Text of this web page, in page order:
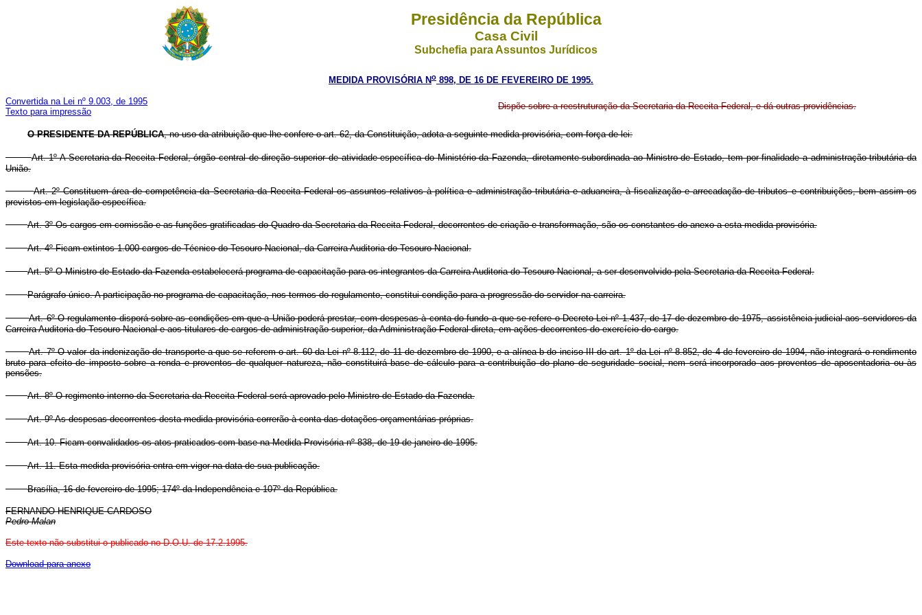
Presidência da República
Casa Civil
Subchefia para Assuntos Jurídicos
MEDIDA PROVISÓRIA No 898, DE 16 DE FEVEREIRO DE 1995.
Convertida na Lei nº 9.003, de 1995
Texto para impressão
Dispõe sobre a reestruturação da Secretaria da Receita Federal, e dá outras providências.
O PRESIDENTE DA REPÚBLICA, no uso da atribuição que lhe confere o art. 62, da Constituição, adota a seguinte medida provisória, com força de lei:
Art. 1º A Secretaria da Receita Federal, órgão central de direção superior de atividade específica do Ministério da Fazenda, diretamente subordinada ao Ministro de Estado, tem por finalidade a administração tributária da
União.
Art. 2º Constituem área de competência da Secretaria da Receita Federal os assuntos relativos à política e administração tributária e aduaneira, à fiscalização e arrecadação de tributos e contribuições, bem assim os
previstos em legislação específica.
Art. 3º Os cargos em comissão e as funções gratificadas do Quadro da Secretaria da Receita Federal, decorrentes de criação e transformação, são os constantes do anexo a esta medida provisória.
Art. 4º Ficam extintos 1.000 cargos de Técnico do Tesouro Nacional, da Carreira Auditoria do Tesouro Nacional.
Art. 5º O Ministro de Estado da Fazenda estabelecerá programa de capacitação para os integrantes da Carreira Auditoria do Tesouro Nacional, a ser desenvolvido pela Secretaria da Receita Federal.
Parágrafo único. A participação no programa de capacitação, nos termos do regulamento, constitui condição para a progressão do servidor na carreira.
Art. 6º O regulamento disporá sobre as condições em que a União poderá prestar, com despesas à conta do fundo a que se refere o Decreto-Lei nº 1.437, de 17 de dezembro de 1975, assistência judicial aos servidores da
Carreira Auditoria do Tesouro Nacional e aos titulares de cargos de administração superior, da Administração Federal direta, em ações decorrentes do exercício do cargo.
Art. 7º O valor da indenização de transporte a que se referem o art. 60 da Lei nº 8.112, de 11 de dezembro de 1990, e a alínea b do inciso III do art. 1º da Lei nº 8.852, de 4 de fevereiro de 1994, não integrará o rendimento
bruto para efeito de imposto sobre a renda e proventos de qualquer natureza, não constituirá base de cálculo para a contribuição do plano de seguridade social, nem será incorporado aos proventos de aposentadoria ou às
pensões.
Art. 8º O regimento interno da Secretaria da Receita Federal será aprovado pelo Ministro de Estado da Fazenda.
Art. 9º As despesas decorrentes desta medida provisória correrão à conta das dotações orçamentárias próprias.
Art. 10. Ficam convalidados os atos praticados com base na Medida Provisória nº 838, de 19 de janeiro de 1995.
Art. 11. Esta medida provisória entra em vigor na data de sua publicação.
Brasília, 16 de fevereiro de 1995; 174º da Independência e 107º da República.
FERNANDO HENRIQUE CARDOSO
Pedro Malan
Este texto não substitui o publicado no D.O.U. de 17.2.1995.
Download para anexo